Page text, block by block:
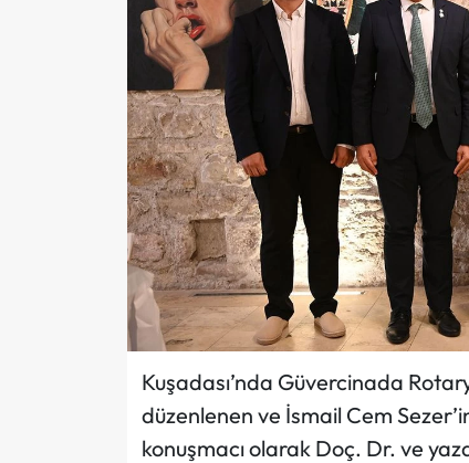
Kuşadası’nda Güvercinada
düzenlenen ve İsmail Cem
konuşmacı olarak Doç. Dr. ve